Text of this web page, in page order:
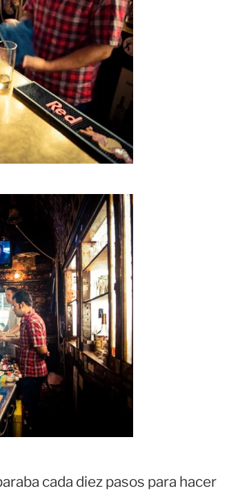
cada diez pasos para hacer